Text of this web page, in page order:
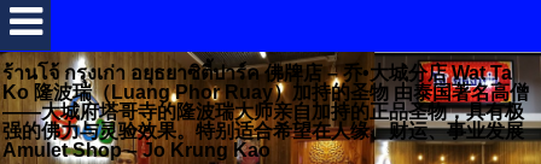
ร้านโจ้ กรุงเก่า อยุธยาซิตี้ปาร์ค 佛牌店 – 乔•大城分店 Wat Ta
Ko 隆波瑞（Luang Phor Ruay）加持的圣物 由泰国著名高僧
——大城府塔哥寺的隆波瑞大师亲自加持的正品圣物，具有极
强的佛力与灵验效果。特别适合希望在人缘、财运、事业发展
Amulet Shop – Jo Krung Kao